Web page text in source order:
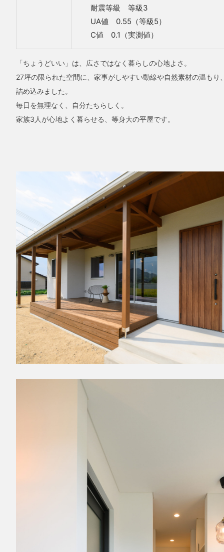
耐震等級 等級3
UA値 0.55（等級5）
C値 0.1（実測値）
「ちょうどいい」は、広さではなく暮らしの心地よさ。
27坪の限られた空間に、家事がしやすい動線や自然素材の温もり
詰め込みました。
毎日を無理なく、自分たちらしく。
家族3人が心地よく暮らせる、等身大の平屋です。